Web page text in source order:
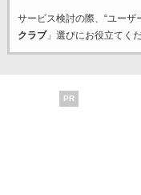
サービス検討の際、“ユーザ
クラブ」選びにお役立てくだ
PR